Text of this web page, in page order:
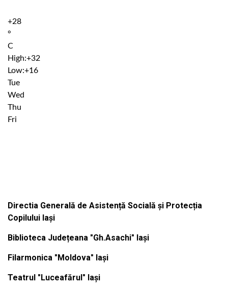
+28
°
C
High:+32
Low:+16
Tue
Wed
Thu
Fri
Directia Generală de Asistență Socială și Protecția
Copilului Iași
Biblioteca Județeana "Gh.Asachi" Iași
Filarmonica "Moldova" Iași
Teatrul "Luceafărul" Iași